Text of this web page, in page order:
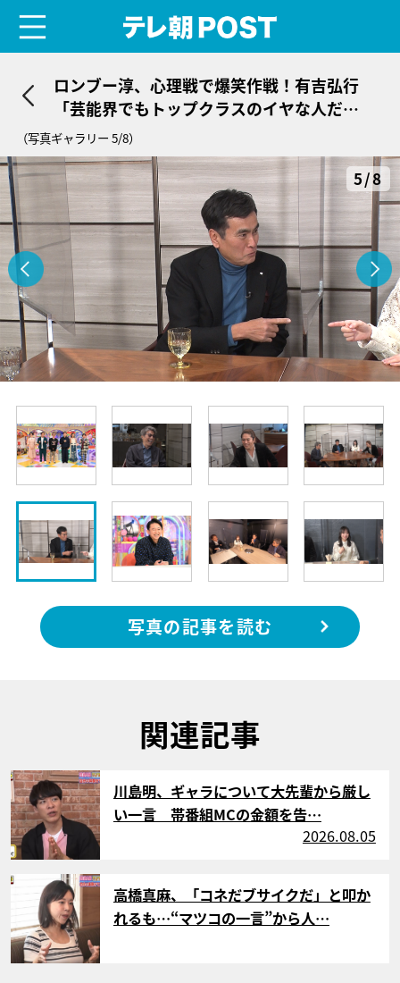
ロンブー淳、心理戦で爆笑作戦！有吉弘行
「芸能界でもトップクラスのイヤな人だ
（笑）」
（写真ギャラリー 5/8）
5/8
写真の記事を読む
関連記事
サムネイル
川島明、ギャラについて大先輩から厳し
い一言 帯番組MCの金額を告…
2026.08.05
サムネイル
高橋真麻、「コネだブサイクだ」と叩か
れるも…“マツコの一言”から人…